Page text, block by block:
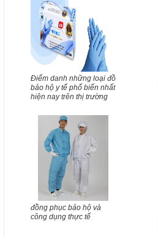
Điểm danh những loại đồ
bảo hộ y tế phổ biến nhất
hiện nay trên thị trường
đồng phục bảo hộ và
công dụng thực tế